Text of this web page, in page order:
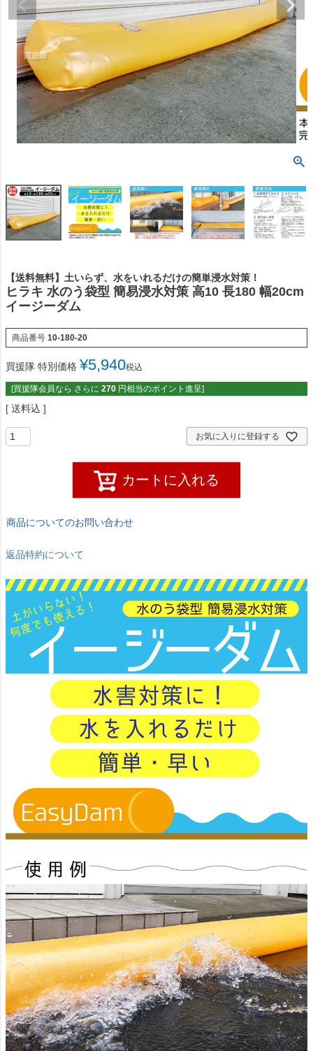
【送料無料】土いらず、水をいれるだけの簡単浸水対策！
ヒラキ 水のう袋型 簡易浸水対策 高10 長180 幅20cm
イージーダム
商品番号 10-180-20
買援隊 特別価格 ¥5,940税込
[買援隊会員なら さらに 270 円相当のポイント進呈]
送料込
お気に入りに登録する
カートに入れる
商品についてのお問い合わせ
返品特約について